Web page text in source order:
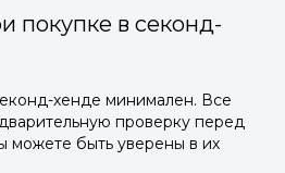
покупке в секонд-
хенде минимален. Все
проверку перед
можете быть уверены в их